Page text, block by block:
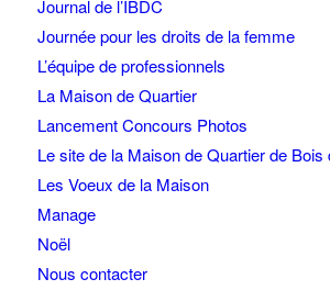
Journal de l’IBDC
Journée pour les droits de la femme
L’équipe de professionnels
La Maison de Quartier
Lancement Concours Photos
Le site de la Maison de Quartier de Bois
Les Voeux de la Maison
Manage
Noël
Nous contacter